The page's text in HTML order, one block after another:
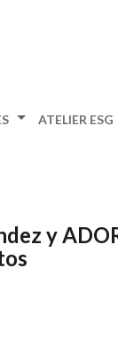
ATELIER ESG
y